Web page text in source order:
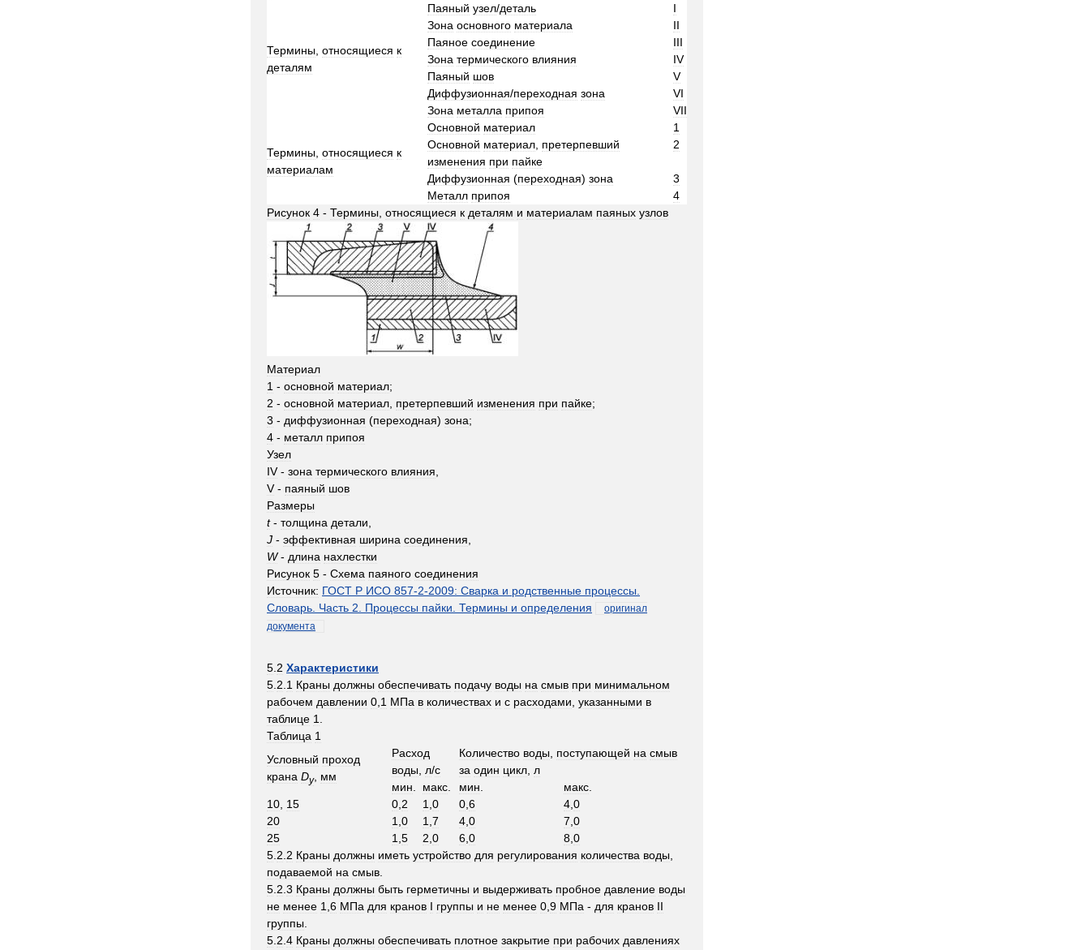
Термины относящиеся к
деталям
Паяный узел/деталь
I
Зона основного материала
II
Паяное соединение
III
Зона термического влияния
IV
Паяный шов
V
Диффузионная/переходная зона
VI
Зона металла припоя VII
Термины относящиеся к
материалам
Основной материал
1
Основной материал претерпевший
изменения при пайке
2
Диффузионная (переходная) зона
3
Металл припоя
4
Рисунок 4 - Термины относящиеся к деталям и материалам паяных узлов
Материал
1 - основной материал;
2 - основной материал претерпевший изменения при пайке;
3 - диффузионная (переходная) зона;
4 - металл припоя
Узел
IV- зона термического влияния
V- паяный шов
Размеры
t- толщина детали
J - эффективная ширина соединения
W- длина нахлестки
Рисунок 5 - Схема паяного соединения
Источник: ГОСТ Р ИСО 857-2-2009: Сварка и родственные процессы
Словарь Часть 2 Процессы пайки Термины и определения
оригинал
документа
5 2 Характеристики
5 2 1 Краны должны обеспечивать подачу воды на смыв при минимальном
рабочем давлении 0 1 МПа в количествах и с расходами указанными в
таблице 1
Таблица 1
Условный проход
крана Dy, мм
Расход
воды
л/с
Количество воды поступающей на смыв
за один цикл л
мин
макс мин макс
10 15 0 2 1 0 0 6 4 0
20
1 0 1 7 4 0 7 0
25
1 5 2 0 6 0 8 0
5 2 2 Краны должны иметь устройство для регулирования количества воды
подаваемой на смыв
5 2 3 Краны должны быть герметичны и выдерживать пробное давление воды
не менее 1 6 МПа для кранов I группы и не менее 0 9 МПа - для кранов II
группы
5 2 4 Краны должны обеспечивать плотное закрытие при рабочих давлениях